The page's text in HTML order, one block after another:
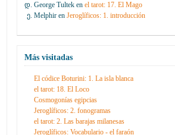
George Tultek enel tarot: 17. El Mago
Melphir enJeroglíficos: 1. introducción
Más visitadas
El códice Boturini: 1. La isla blanca
el tarot: 18. El Loco
Cosmogonías egipcias
Jeroglíficos: 2. fonogramas
el tarot: 2. Las barajas milanesas
Jeroglíficos: Vocabulario - el faraón